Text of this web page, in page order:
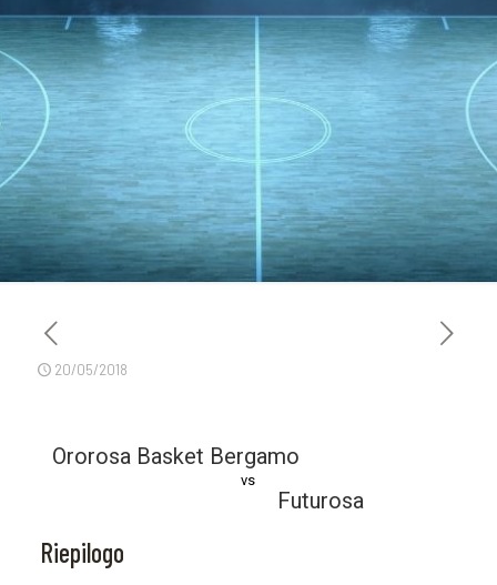
20/05/2018
Ororosa Basket Bergamo
vs
Futurosa
Riepilogo